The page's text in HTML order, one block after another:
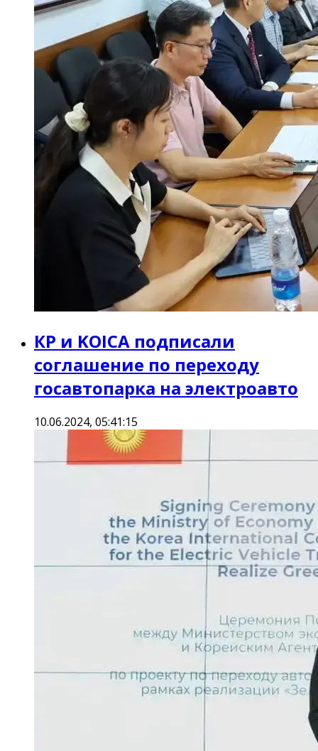
КР и KOICA подписали
соглашение по переходу
госавтопарка на электроавто
10.06.2024, 05:41:15